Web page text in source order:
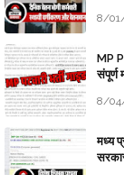
8/
MP
संपूर्ण
8/
मध्य